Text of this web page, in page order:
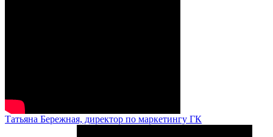
Татьяна Бережная, директор по маркетингу ГК